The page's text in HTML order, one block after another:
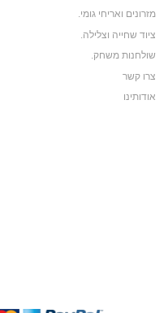
מזרונים ואריחי גומי.
ציוד שחייה וצלילה.
שולחנות משחק.
צרו קשר
אודותינו